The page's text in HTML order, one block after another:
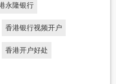
永隆银行
香港银行视频开户
香港开户好处